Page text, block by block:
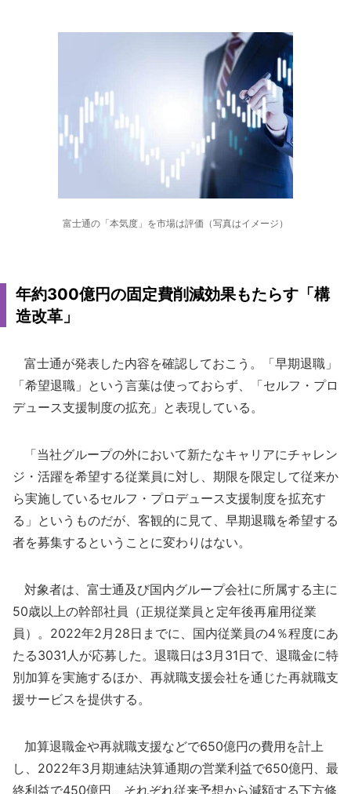
富士通の「本気度」を市場は評価（写真はイメージ）
年約300億円の固定費削減効果もたらす「構
造改革」
富士通が発表した内容を確認しておこう。「早期退職」
「希望退職」という言葉は使っておらず、「セルフ・プロ
デュース支援制度の拡充」と表現している。
「当社グループの外において新たなキャリアにチャレン
ジ・活躍を希望する従業員に対し、期限を限定して従来か
ら実施しているセルフ・プロデュース支援制度を拡充す
る」というものだが、客観的に見て、早期退職を希望する
者を募集するということに変わりはない。
対象者は、富士通及び国内グループ会社に所属する主に
50歳以上の幹部社員（正規従業員と定年後再雇用従業
員）。2022年2月28日までに、国内従業員の4％程度にあ
たる3031人が応募した。退職日は3月31日で、退職金に特
別加算を実施するほか、再就職支援会社を通じた再就職支
援サービスを提供する。
加算退職金や再就職支援などで650億円の費用を計上
し、2022年3月期連結決算通期の営業利益で650億円、最
終利益で450億円、それぞれ従来予想から減額する下方修